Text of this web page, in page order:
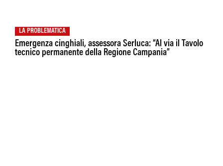
LA PROBLEMATICA
Emergenza cinghiali, assessora Serluca: “Al via il Tavolo
tecnico permanente della Regione Campania”